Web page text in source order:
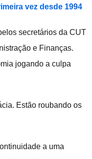
vez desde 1994
secretários da CUT
e Finanças.
jogando a culpa
Estão roubando os
a uma